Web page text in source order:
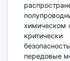
химическом
передовые